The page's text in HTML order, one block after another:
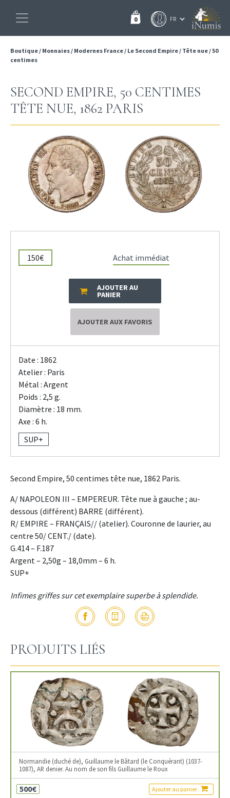
0
Boutique/ Monnaies/ Modernes France/ Le Second Empire/ Tête nue/50
centimes
SECOND EMPIRE, 50 CENTIMES
TÊTE NUE, 1862 PARIS
150€ Achat immédiat
AJOUTER AU
PANIER
AJOUTER AUX FAVORIS
Date : 1862
Atelier : Paris
Métal : Argent
Poids : 2,5 g.
Diamètre : 18 mm.
Axe : 6 h.
SUP+
Second Empire, 50 centimes tête nue, 1862 Paris.
A/ NAPOLEON III – EMPEREUR. Tête nue à gauche ; au-
dessous (différent) BARRE (différent).
R/ EMPIRE – FRANÇAIS// (atelier). Couronne de laurier, au
centre 50/ CENT./ (date).
G.414 – F.187
Argent – 2,50g – 18,0mm – 6 h.
SUP+
Infimes griffes sur cet exemplaire superbe à splendide.
PRODUITS LIÉS
Normandie (duché de), Guillaume le Bâtard (le Conquérant) (1037-
1087), AR denier. Au nom de son fils Guillaume le Roux
500€ Ajouter au panier